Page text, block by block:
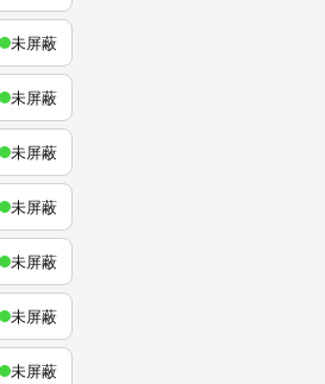
未屏蔽
未屏蔽
未屏蔽
未屏蔽
未屏蔽
未屏蔽
未屏蔽